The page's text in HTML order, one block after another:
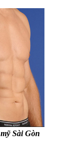
Sài Gòn